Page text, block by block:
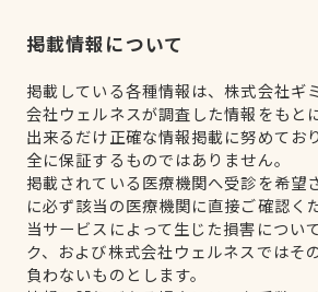
掲載情報について
掲載している各種情報は、株式会社ギ
会社ウェルネスが調査した情報をもと
出来るだけ正確な情報掲載に努めてお
全に保証するものではありません。
掲載されている医療機関へ受診を希望
に必ず該当の医療機関に直接ご確認く
当サービスによって生じた損害につい
ク、および株式会社ウェルネスではそ
負わないものとします。